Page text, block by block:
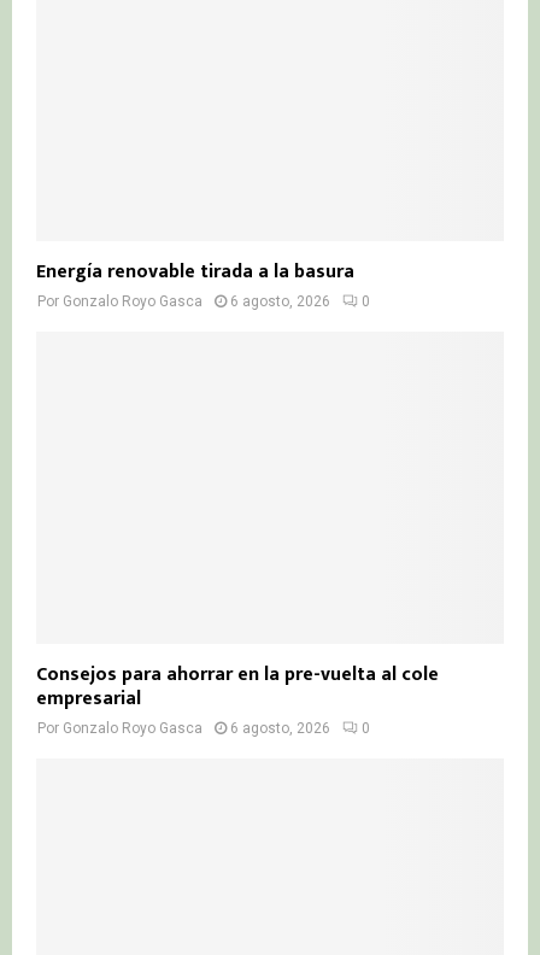
Energía renovable tirada a la basura
Por Gonzalo Royo Gasca 6 agosto, 2026 0
Consejos para ahorrar en la pre-vuelta al cole
empresarial
Por Gonzalo Royo Gasca 6 agosto, 2026 0